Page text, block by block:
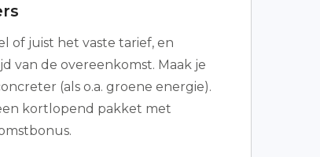
of juist het vaste tarief, en
van de overeenkomst. Maak je
(als o.a. groene energie).
kortlopend pakket met